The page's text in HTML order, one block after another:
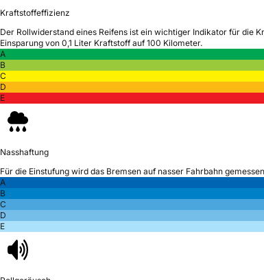
Kraftstoffeffizienz
Der Rollwiderstand eines Reifens ist ein wichtiger Indikator für die
Einsparung von 0,1 Liter Kraftstoff auf 100 Kilometer.
A
B
C
D
E
Nasshaftung
Für die Einstufung wird das Bremsen auf nasser Fahrbahn
A
B
C
D
E